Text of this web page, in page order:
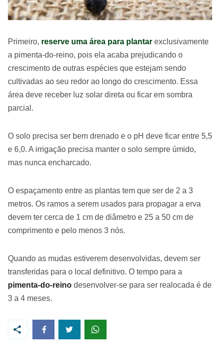
Primeiro, reserve uma área para plantar exclusivamente
a pimenta-do-reino, pois ela acaba prejudicando o
crescimento de outras espécies que estejam sendo
cultivadas ao seu redor ao longo do crescimento. Essa
área deve receber luz solar direta ou ficar em sombra
parcial.
O solo precisa ser bem drenado e o pH deve ficar entre 5,5
e 6,0. A irrigação precisa manter o solo sempre úmido,
mas nunca encharcado.
O espaçamento entre as plantas tem que ser de 2 a 3
metros. Os ramos a serem usados para propagar a erva
devem ter cerca de 1 cm de diâmetro e 25 a 50 cm de
comprimento e pelo menos 3 nós.
Quando as mudas estiverem desenvolvidas, devem ser
transferidas para o local definitivo. O tempo para a
pimenta-do-reino desenvolver-se para ser realocada é de
3 a 4 meses.